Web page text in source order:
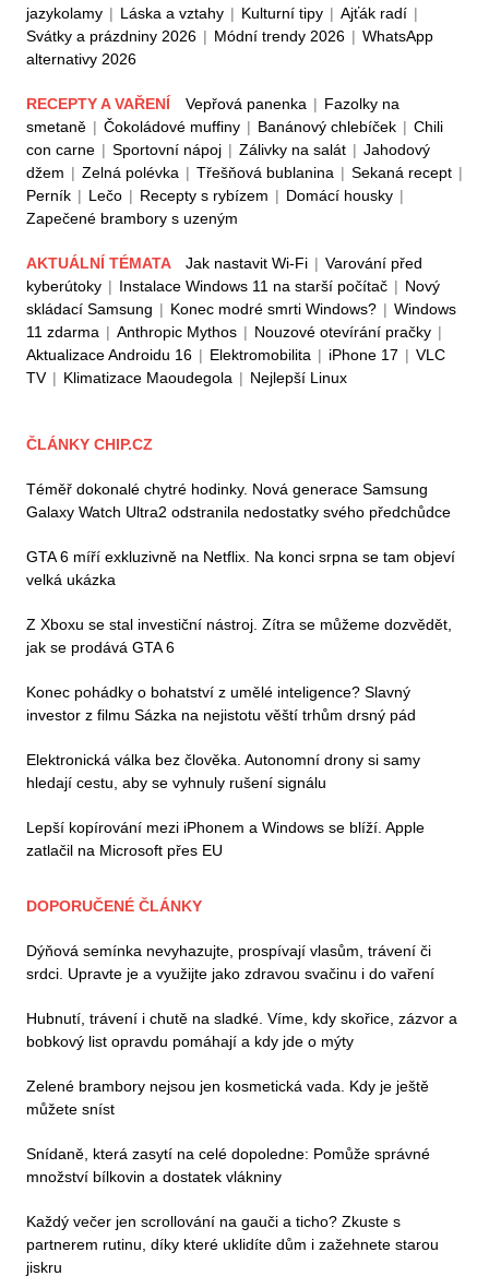
jazykolamy | Láska a vztahy | Kulturní tipy | Ajťák radí |
Svátky a prázdniny 2026 | Módní trendy 2026 | WhatsApp
alternativy 2026
RECEPTY A VAŘENÍ Vepřová panenka | Fazolky na
smetaně | Čokoládové muffiny | Banánový chlebíček | Chili
con carne | Sportovní nápoj | Zálivky na salát | Jahodový
džem | Zelná polévka | Třešňová bublanina | Sekaná recept |
Perník | Lečo | Recepty s rybízem | Domácí housky |
Zapečené brambory s uzeným
AKTUÁLNÍ TÉMATA Jak nastavit Wi-Fi | Varování před
kyberútoky | Instalace Windows 11 na starší počítač | Nový
skládací Samsung | Konec modré smrti Windows? | Windows
11 zdarma | Anthropic Mythos | Nouzové otevírání pračky |
Aktualizace Androidu 16 | Elektromobilita | iPhone 17 | VLC
TV | Klimatizace Maoudegola | Nejlepší Linux
ČLÁNKY CHIP.CZ
Téměř dokonalé chytré hodinky. Nová generace Samsung
Galaxy Watch Ultra2 odstranila nedostatky svého předchůdce
GTA 6 míří exkluzivně na Netflix. Na konci srpna se tam objeví
velká ukázka
Z Xboxu se stal investiční nástroj. Zítra se můžeme dozvědět,
jak se prodává GTA 6
Konec pohádky o bohatství z umělé inteligence? Slavný
investor z filmu Sázka na nejistotu věští trhům drsný pád
Elektronická válka bez člověka. Autonomní drony si samy
hledají cestu, aby se vyhnuly rušení signálu
Lepší kopírování mezi iPhonem a Windows se blíží. Apple
zatlačil na Microsoft přes EU
DOPORUČENÉ ČLÁNKY
Dýňová semínka nevyhazujte, prospívají vlasům, trávení či
srdci. Upravte je a využijte jako zdravou svačinu i do vaření
Hubnutí, trávení i chutě na sladké. Víme, kdy skořice, zázvor a
bobkový list opravdu pomáhají a kdy jde o mýty
Zelené brambory nejsou jen kosmetická vada. Kdy je ještě
můžete sníst
Snídaně, která zasytí na celé dopoledne: Pomůže správné
množství bílkovin a dostatek vlákniny
Každý večer jen scrollování na gauči a ticho? Zkuste s
partnerem rutinu, díky které uklidíte dům i zažehnete starou
jiskru